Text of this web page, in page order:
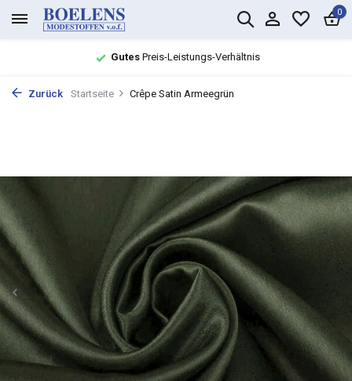
0
GutesPreis-Leistungs-Verhältnis
Zurück Startseite Crêpe Satin Armeegrün